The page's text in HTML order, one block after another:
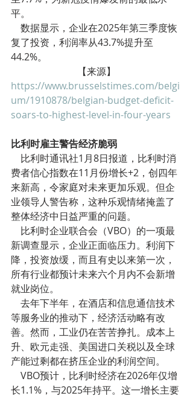
平。
数据显示，企业在2025年第三季度恢
复了投资，利润率从43.7%提升至
44.2%。
【来源】
https://www.brusselstimes.com/belgi
um/1910878/belgian-budget-deficit-
soars-to-highest-level-in-four-years
比利时雇主警告经济脆弱
比利时通讯社1月8日报道，比利时消
费者信心指数在11月份增长+2，创四年
来新高，令家庭对未来更加乐观。但企
业领导人警告称，这种乐观情绪掩盖了
整体经济中日益严重的问题。
比利时企业联合会（VBO）的一项最
新调查显示，企业正面临压力。利润下
降，投资放缓，而且有史以来第一次，
所有行业都预计未来六个月内不会新增
就业岗位。
去年下半年，在酒店和信息通信技术
等服务业的推动下，经济活动略有改
善。然而，工业仍在苦苦挣扎。成本上
升、欧元走强、美国进口关税以及全球
产能过剩都在挤压企业的利润空间。
VBO预计，比利时经济在2026年仅增
长1.1%，与2025年持平。这一增长主要